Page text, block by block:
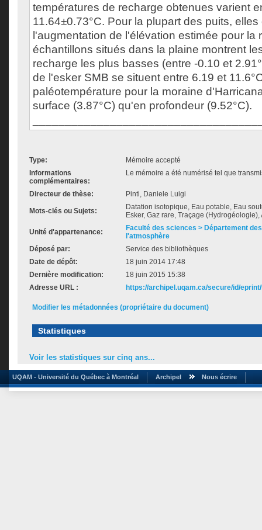
températures de recharge obtenues varient
11.64±0.73°C. Pour la plupart des puits,
l'augmentation de l'élévation estimée pour la
échantillons situés dans la plaine montrent
recharge les plus basses (entre -0.10 et
de l'esker SMB se situent entre 6.19 et
paléotempérature pour la moraine
surface (3.87°C) qu'en profondeur (9.52°C).
Type:
Mémoire accepté
Informations
complémentaires:
Le mémoire a été numérisé tel que
Directeur de thèse: Pinti, Daniele Luigi
Mots-clés ou Sujets:
Datation isotopique, Eau potable, Eau
Esker, Gaz rare, Traçage
Unité d'appartenance:
Faculté des sciences > Département
l'atmosphère
Déposé par:
Service des bibliothèques
Date de dépôt:
18 juin 2014 17:48
Dernière modification:
18 juin 2015 15:38
Adresse URL :
https://archipel.uqam.ca/secure/id/
Modifier les métadonnées (propriétaire du document)
Statistiques
Voir les statistiques sur cinq ans...
UQAM - Université du Québec à Montréal Archipel Nous écrire